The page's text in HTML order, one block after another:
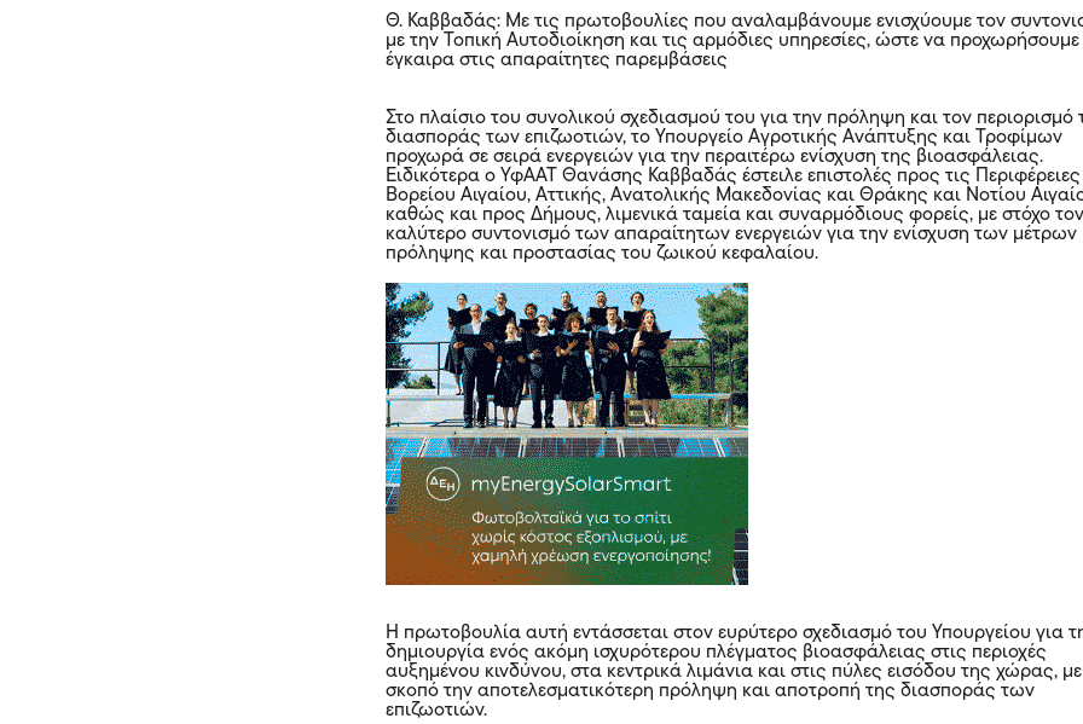
Θ. Καββαδάς: Με τις πρωτοβουλίες που αναλαμβάνουμε ενισχύουμε τον
με την Τοπική Αυτοδιοίκηση και τις αρμόδιες υπηρεσίες, ώστε να προχωρήσουμε
έγκαιρα στις απαραίτητες παρεμβάσεις
Στο πλαίσιο του συνολικού σχεδιασμού του για την πρόληψη και τον περιορισμό
διασποράς των επιζωοτιών, το Υπουργείο Αγροτικής Ανάπτυξης και Τροφίμων
προχωρά σε σειρά ενεργειών για την περαιτέρω ενίσχυση της βιοασφάλειας.
Ειδικότερα ο ΥφΑΑΤ Θανάσης Καββαδάς έστειλε επιστολές προς τις Περιφέρειες
Βορείου Αιγαίου, Αττικής, Ανατολικής Μακεδονίας και Θράκης και Νοτίου
καθώς και προς Δήμους, λιμενικά ταμεία και συναρμόδιους φορείς, με στόχο
καλύτερο συντονισμό των απαραίτητων ενεργειών για την ενίσχυση των μέτρων
πρόληψης και προστασίας του ζωικού κεφαλαίου.
Η πρωτοβουλία αυτή εντάσσεται στον ευρύτερο σχεδιασμό του Υπουργείου για
δημιουργία ενός ακόμη ισχυρότερου πλέγματος βιοασφάλειας στις περιοχές
αυξημένου κινδύνου, στα κεντρικά λιμάνια και στις πύλες εισόδου της χώρας, με
σκοπό την αποτελεσματικότερη πρόληψη και αποτροπή της διασποράς των
επιζωοτιών.